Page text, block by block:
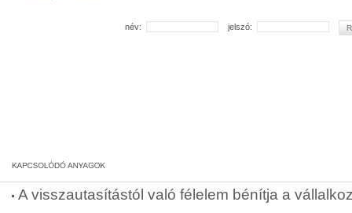
név: jelszó:
A visszautasítástól való félelem bénítja a